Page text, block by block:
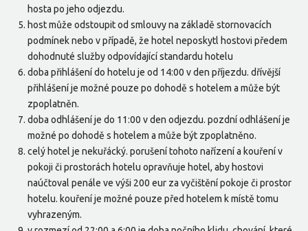
hosta po jeho odjezdu.
host může odstoupit od smlouvy na základě stornovacích
podmínek nebo v případě, že hotel neposkytl hostovi předem
dohodnuté služby odpovídající standardu hotelu
doba přihlášení do hotelu je od 14:00 v den příjezdu. dřívější
přihlášení je možné pouze po dohodě s hotelem a může být
zpoplatněn.
doba odhlášení je do 11:00 v den odjezdu. pozdní odhlášení je
možné po dohodě s hotelem a může být zpoplatněno.
celý hotel je nekuřácký. porušení tohoto nařízení a kouření v
pokoji či prostorách hotelu opravňuje hotel, aby hostovi
naúčtoval penále ve výši 200 eur za vyčištění pokoje či prostor
hotelu. kouření je možné pouze před hotelem k místě tomu
vyhrazeným.